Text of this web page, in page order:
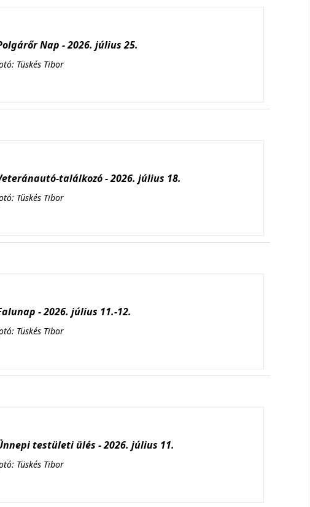
Nap - 2026. július 25.
Tüskés Tibor
találkozó - 2026. július 18.
Tüskés Tibor
- 2026. július 11.-12.
Tüskés Tibor
testületi ülés - 2026. július 11.
Tüskés Tibor